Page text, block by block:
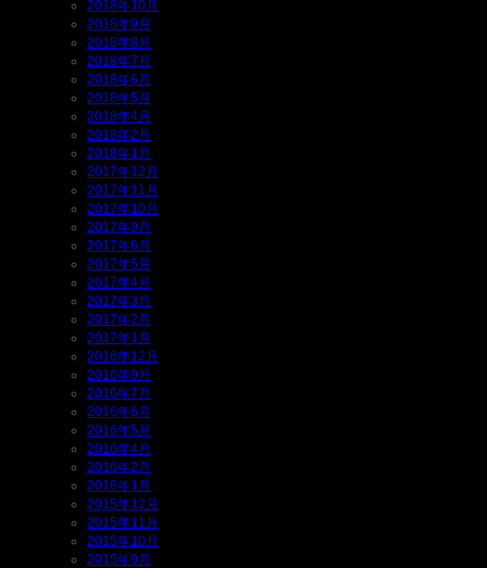
2018年10月
2018年9月
2018年8月
2018年7月
2018年6月
2018年5月
2018年4月
2018年2月
2018年1月
2017年12月
2017年11月
2017年10月
2017年9月
2017年6月
2017年5月
2017年4月
2017年3月
2017年2月
2017年1月
2016年12月
2016年9月
2016年7月
2016年6月
2016年5月
2016年4月
2016年2月
2016年1月
2015年12月
2015年11月
2015年10月
2015年9月